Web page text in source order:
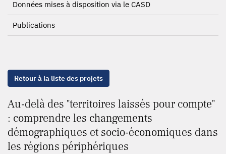
Données mises à disposition via le CASD
Publications
Retour à la liste des projets
Au-delà des "territoires laissés pour compte"
: comprendre les changements
démographiques et socio-économiques dans
les régions périphériques